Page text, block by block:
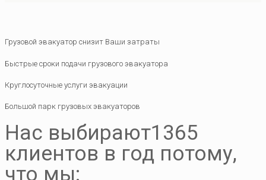
Грузовой эвакуатор снизит Ваши затраты
Быстрые сроки подачи грузового эвакуатора
Круглосуточные услуги эвакуации
Большой парк грузовых эвакуаторов
Нас выбирают1365
клиентов в год потому,
что мы: